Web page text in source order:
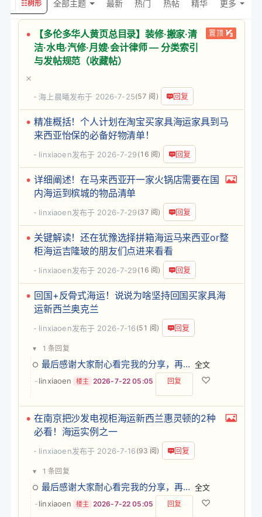
☷树形 全部主题 最新 热门 热帖 精华 更多
【多伦多华人黄页总目录】装修·搬家·清
洁·水电·汽修·月嫂·会计律师 — 分类索引
与发帖规范（收藏帖）
置顶
海上晨曦 (57 阅) 回复
发布于 2026-7-25
精准概括！个人计划在淘宝买家具海运家具到马
来西亚怡保的必备好物清单！
linxiaoen (16 阅) 回复
发布于 2026-7-29
详细阐述！在马来西亚开一家火锅店需要在国
内海运到槟城的物品清单
linxiaoen (37 阅) 回复
发布于 2026-7-29
关键解读！还在犹豫选择拼箱海运马来西亚or整
柜海运吉隆玻的朋友们点进来看看
linxiaoen (16 阅) 回复
发布于 2026-7-29
回国+反骨式海运！说说为啥坚持回国买家具海
运新西兰奥克兰
linxiaoen (51 阅) 回复
发布于 2026-7-16
▾ 1 条回复
最后感谢大家耐心看完我的分享，再次贴上我的联系方式，您有国际物流方面的问题，我会把我知道的逐… 全文
- linxiaoen 楼主 2026-7-22 05:05 回复 ♡
在南京把沙发电视柜海运新西兰惠灵顿的2种
必看！海运实例之一
linxiaoen (93 阅) 回复
发布于 2026-7-16
▾ 1 条回复
最后感谢大家耐心看完我的分享，再次贴上我的联系方式，您有国际物流方面的问题，我会把我知道的逐… 全文
- linxiaoen 楼主 2026-7-22 05:05 回复 ♡